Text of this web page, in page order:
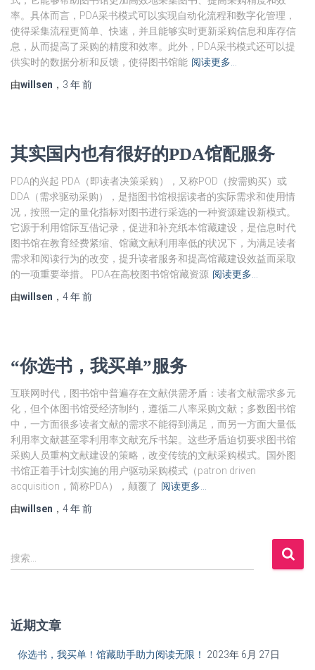
率。具体而言，PDA采书模式可以实现自动化流程和数字化管理，
使得采集流程更简单、快速，并且能够实时更新采购信息和库存信
息，从而提高了采购的精度和效率。此外，PDA采书模式还可以提
供实时的数据分析和反馈，使得图书馆能 阅读更多…
由willsen ， 3 年前
其实国内也有很好的PDA馆配服务
PDA的兴起 PDA（即读者决策采购），又称POD（按需购买）或
DDA（需求驱动采购），是指图书馆根据读者的实际需求和使用情
况，按照一定的量化指标对图书进行采选的一种资源建设新模式。
它源于利用馆际互借记录，促进和补充纸本馆藏建设，是信息时代
图书馆在教育经费紧缩、馆藏文献利用率低的状况下，为满足读者
需求和阅读行为的改变，提升读者服务和提高馆藏建设效益而采取
的一项重要举措。 PDA在高校图书馆馆藏资源 阅读更多…
由willsen ， 4 年前
“你选书，我买单”服务
互联网时代，图书馆中普遍存在文献供需矛盾：读者文献需求多元
化，但个体图书馆受经济制约，遵循二八率采购文献；多数图书馆
中，一方面很多读者文献的需求不能得到满足，而另一方面大量低
利用率文献甚至零利用率文献充斥书架。这些矛盾迫切要求图书馆
采购人员重构文献建设的策略，改变传统的文献采购模式。国外图
书馆正着手计划实施的用户驱动采购模式（patron driven
acquisition，简称PDA），颠覆了 阅读更多…
由willsen ， 4 年前
搜
索
搜索…
近期文章
你选书，我买单！馆藏助手助力阅读无限！ 2023年 6月 27日